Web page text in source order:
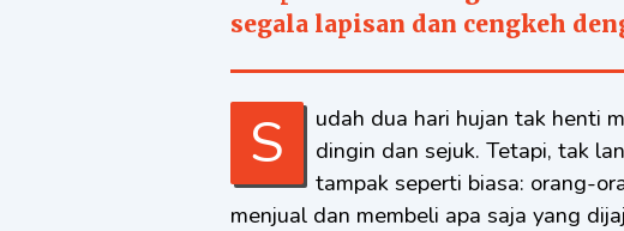
segala lapisan dan cengkeh
Sudah dua hari hujan tak henti mengguyur Ternate, membuat udara terasa
dingin dan sejuk. Tetapi, tak
tampak seperti biasa: orang-
menjual dan membeli apa saja yang